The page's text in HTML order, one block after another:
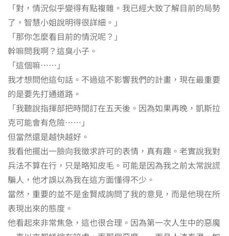
「對，情況似乎變得有點複雜。我已經大致了解目前的局勢
了，智慧小姐說明得很詳細。」
「那你怎麼看目前的情況呢？」
幹嘛問我啊？這臭小子。
「這個嘛……」
我才想問他這句話。不過這不影響我們的計畫，現在最重要
的是要先打通道路。
「我聽說指揮部把時間訂在五天後。因為如果再晚，凱斯拉
克可能會有危險……」
但當然還是越快越好。
我看他擺出一臉向我徵求許可的表情，真有趣。老實說我對
兵法不算在行，只是略知皮毛。可能是因為我之前太常說謊
騙人，他才誤以為我在這方面懂得不少。
當然，重要的並不是金賢成詢問了我的意見，而是他現在所
表現出來的態度。
他看起來非常焦急，這也很合理。因為第一次人生中的惡魔